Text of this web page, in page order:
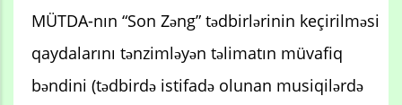
MÜTDA-nın “Son Zəng” tədbirlərinin keçirilməsi
qaydalarını tənzimləyən təlimatın müvafiq
bəndini (tədbirdə istifadə olunan musiqilərdə